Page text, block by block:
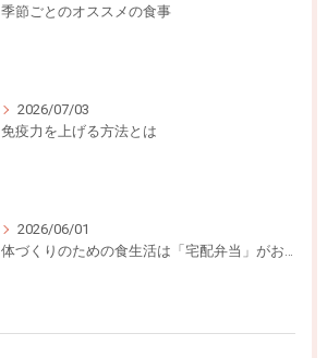
季節ごとのオススメの食事
2026/07/03
免疫力を上げる方法とは
2026/06/01
体づくりのための食生活は「宅配弁当」がおすすめ